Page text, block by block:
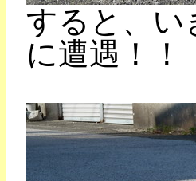
すると、
に遭遇！！